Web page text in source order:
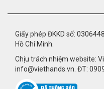
Giấy phép ĐKKD số:
Hồ Chí Minh.
Chịu trách nhiệm website:
info@viethands.vn. ĐT: